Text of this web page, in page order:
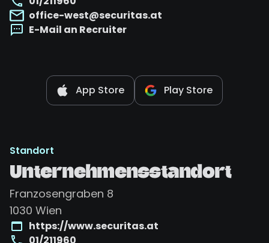
office-west@securitas.at
E-Mail an Recruiter
App Store Play Store
Standort
Unternehmensstandort
Franzosengraben 8
1030 Wien
https://www.securitas.at